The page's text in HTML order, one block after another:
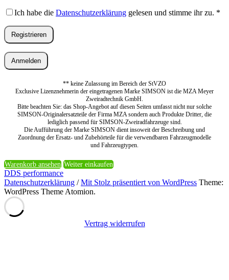
Ich habe die Datenschutzerklärung gelesen und stimme ihr zu. *
Registrieren
Anmelden
** keine Zulassung im Bereich der StVZO
Exclusive Lizenznehmerin der eingetragenen Marke SIMSON ist die MZA Meyer
Zweiradtechnik GmbH.
Bitte beachten Sie: das Shop-Angebot auf diesen Seiten umfasst nicht nur solche
SIMSON-Originalersatzteile der Firma MZA sondern auch Produkte Dritter, die
lediglich passend für SIMSON-Zweiradfahrzeuge sind.
Die Aufführung der Marke SIMSON dient insoweit der Beschreibung und
Zuordnung der Ersatz- und Zubehörteile für die verwendbaren Fahrzeugmodelle
und Fahrzeugtypen.
Warenkorb ansehen Weiter einkaufen
DDS performance
Datenschutzerklärung /Mit Stolz präsentiert von WordPress Theme:
WordPress Theme Atomion.
Vertrag widerrufen